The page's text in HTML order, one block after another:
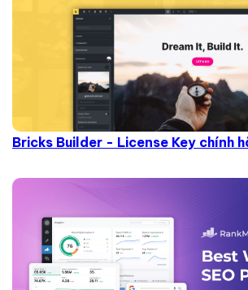
Bricks Builder - License Key chính